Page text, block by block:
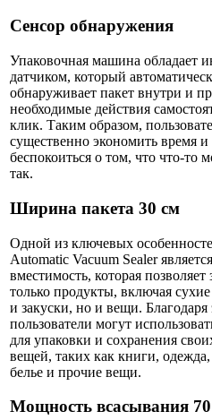
Сенсор обнаружения
Упаковочная машина обладает
датчиком, который
обнаруживает пакет внутри и
необходимые действия
клик. Таким образом,
существенно экономить время и
беспокоиться о том, что что-то
так.
Ширина пакета 30 см
Одной из ключевых
Automatic Vacuum Sealer
вместимость, которая позволяет
только продукты, включая
и закуски, но и вещи. Благодаря
пользователи могут
для упаковки и сохранения
вещей, таких как книги, одежда,
белье и прочие вещи.
Мощность всасывания